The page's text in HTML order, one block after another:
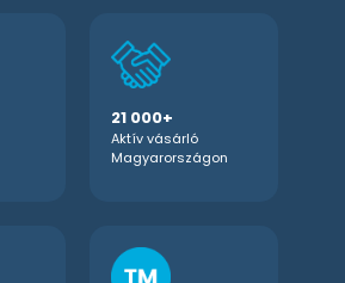
21 000+
Aktív vásárló
Magyarországon
Aktív vásárló
Magyarországon